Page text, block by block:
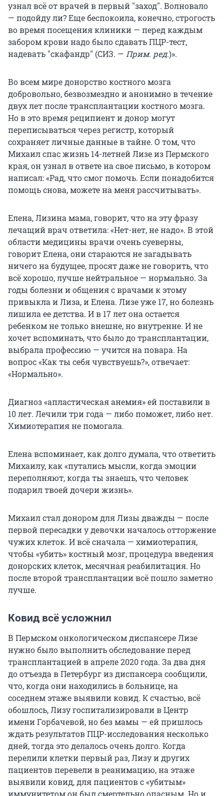
узнал всё от врачей в первый "заход". Волновало
— подойду ли? Еще беспокоила, конечно, строгость
во время посещения клиники — перед каждым
забором крови надо было сдавать ПЦР-тест,
надевать "скафандр" (СИЗ. — Прим. ред.)».
Во всем мире донорство костного мозга
добровольно, безвозмездно и анонимно в течение
двух лет после трансплантации костного мозга.
Но в это время реципиент и донор могут
переписываться через регистр, который
сохраняет личные данные в тайне. О том, что
Михаил спас жизнь 14-летней Лизе из Пермского
края, он узнал в ответе на свое письмо, в котором
написал: «Рад, что смог помочь. Если понадобится
помощь снова, можете на меня рассчитывать».
Елена, Лизина мама, говорит, что на эту фразу
лечащий врач ответила: «Нет-нет, не надо». В этой
области медицины врачи очень суеверны,
говорит Елена, они стараются не загадывать
ничего на будущее, просят даже не говорить, что
всё хорошо, лучше нейтральное — нормально. За
годы болезни и общения с врачами к этому
привыкла и Лиза, и Елена. Лизе уже 17, но болезнь
лишила ее детства. И в 17 лет она остается
ребенком не только внешне, но внутренне. И не
хочет вспоминать, что было до трансплантации,
выбрала профессию — учится на повара. На
вопрос «Как ты себя чувствуешь?», отвечает:
«Нормально».
Диагноз «апластическая анемия» ей поставили в
10 лет. Лечили три года — либо поможет, либо нет.
Химиотерапия не помогала.
Елена вспоминает, как долго думала, что ответить
Михаилу, как «путались мысли, когда эмоции
переполняют, когда ты знаешь, что человек
подарил твоей дочери жизнь».
Михаил стал донором для Лизы дважды — после
первой пересадки у девочки началось отторжение
чужих клеток. И всё сначала — химиотерапия,
чтобы «убить» костный мозг, процедура введения
донорских клеток, месячная реабилитация. Но
после второй трансплантации всё пошло заметно
лучше.
Ковид всё усложнил
В Пермском онкологическом диспансере Лизе
нужно было выполнить обследование перед
трансплантацией в апреле 2020 года. За два дня
до отъезда в Петербург из диспансера сообщили,
что, когда они находились в больнице, на
соседнем этаже выявили ковид. К счастью, всё
обошлось, Лизу госпитализировали в Центр
имени Горбачевой, но без мамы — ей пришлось
ждать результатов ПЦР-исследования несколько
дней, тогда это делалось очень долго. Когда
перелили клетки первый раз, Лизу и других
пациентов перевели в реанимацию, на этаже
выявили ковид, для пациентов с «убитым»
иммунитетом он был смертельно опасным. Но и